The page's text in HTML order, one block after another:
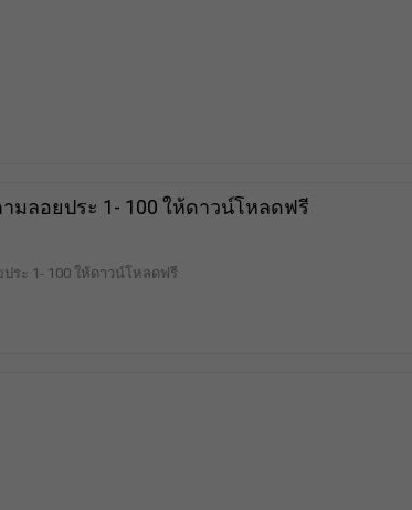
มลอยประ 1- 100 ให้ดาวน์โหลดฟรี
ระ 1- 100 ให้ดาวน์โหลดฟรี